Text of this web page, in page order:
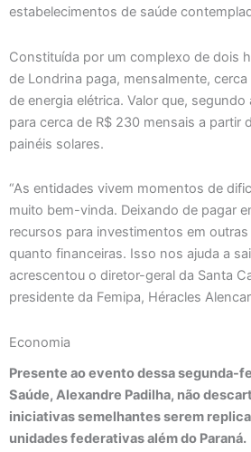
estabelecimentos de saúde
Constituída por um complexo de dois
de Londrina paga, mensalmente,
de energia elétrica. Valor que, segundo
para cerca de R$ 230 mensais a partir
painéis solares.
“As entidades vivem momentos de
muito bem-vinda. Deixando de pagar
recursos para investimentos em
quanto financeiras. Isso nos ajuda a
acrescentou o diretor-geral da Santa
presidente da Femipa, Héracles
Economia
Presente ao evento dessa segunda-
Saúde, Alexandre Padilha, não
iniciativas semelhantes serem
unidades federativas além do Paraná.